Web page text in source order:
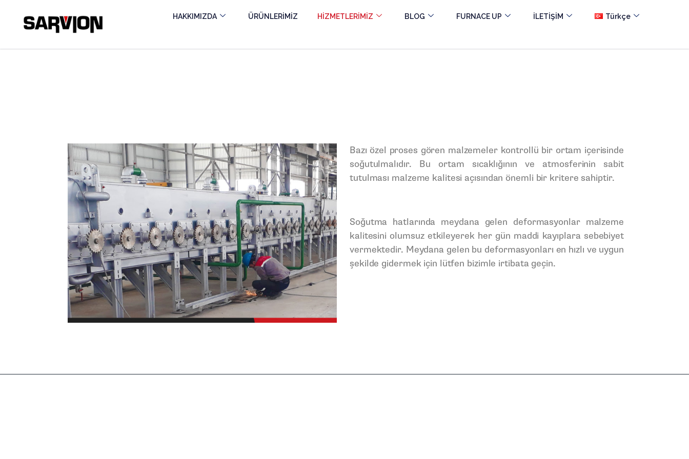
HAKKIMIZDA ÜRÜNLERİMİZ HİZMETLERİMİZ BLOG FURNACE UP İLETİŞİM Türkçe
Bazı özel proses gören malzemeler kontrollü bir ortam içerisinde
soğutulmalıdır. Bu ortam sıcaklığının ve atmosferinin sabit
tutulması malzeme kalitesi açısından önemli bir kritere sahiptir.
Soğutma hatlarında meydana gelen deformasyonlar malzeme
kalitesini olumsuz etkileyerek her gün maddi kayıplara sebebiyet
vermektedir. Meydana gelen bu deformasyonları en hızlı ve uygun
şekilde gidermek için lütfen bizimle irtibata geçin.